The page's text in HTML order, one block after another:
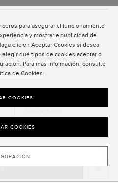
para asegurar el funcionamiento
y mostrarle publicidad de
clic en Aceptar Cookies si desea
elegir qué tipos de cookies aceptar o
Para más información, consulte
de Cookies.
COOKIES
COOKIES
USO
VENTA